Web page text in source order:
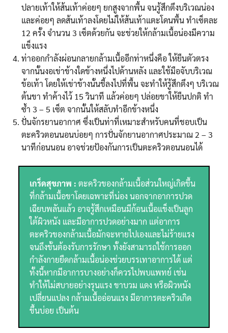
Search
for:
Search
ปลายเท้าให้ส้นเท้าค่อยๆ ยกสูงจากพื้น จนรู้สึกตึงบริเวณน่อง
และค่อยๆ ลดส้นเท้าลงโดยไม่ให้ส้นเท้าแตะโดนพื้น ทำเซ็ตละ
12 ครั้ง จำนวน 3 เซ็ตด้วยกัน จะช่วยให้กล้ามเนื้อน่องมีความ
แข็งแรง
ท่าออกกำลังผ่อนกลายกล้ามเนื้ออีกท่าหนึ่งคือ ให้ยืนตัวตรง
จากนั้นงอเข่าข้างใดข้างหนึ่งไปด้านหลัง และใช้มือจับบริเวณ
ข้อเท้า โดยให้เข่าข้างนั้นชี้ลงไปที่พื้น จะทำให้รู้สึกตึงๆ บริเวณ
ต้นขา ทำค้างไว้ 15 วินาที แล้วค่อยๆ ปล่อยขาให้ยืนปกติ ทำ
ซ้ำ 3 – 5 เซ็ต จากนั้นให้สลับทำอีกข้างหนึ่ง
ปั่นจักรยานอากาศ ซึ่งเป็นท่าที่เหมาะสำหรับคนที่ชอบเป็น
ตะคริวตอนนอนบ่อยๆ การปั่นจักยานอากาศประมาณ 2 – 3
นาทีก่อนนอน อาจช่วยป้องกันการเป็นตะคริวตอนนอนได้
เกร็ดสุขภาพ : ตะคริวของกล้ามเนื้อส่วนใหญ่เกิดขึ้น
ที่กล้ามเนื้อขาโดยเฉพาะที่น่อง นอกจากอาการปวด
เฉียบพลันแล้ว อาจรู้สึกเหมือนมีก้อนเนื้อแข็งเป็นลูก
ใต้ผิวหนัง และมีอาการปวดอย่างมาก แต่อาการ
ตะคริวของกล้ามเนื้อมักจะหายไปเองและไม่ร้ายแรง
จนถึงขั้นต้องรับการรักษา ทั้งยังสามารถใช้การออก
กำลังกายยืดกล้ามเนื้อน่องช่วยบรรเทาอาการได้ แต่
ทั้งนี้หากมีอาการบางอย่างก็ควรไปพบแพทย์ เช่น
ทำให้ไม่สบายอย่างรุนแรง ขาบวม แดง หรือผิวหนัง
เปลี่ยนแปลง กล้ามเนื้ออ่อนแรง มีอาการตะคริวเกิด
ขึ้นบ่อย เป็นต้น